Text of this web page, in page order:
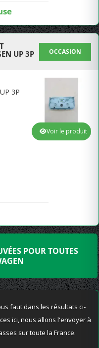
UP 3P
OCCASION
3P
Voir le produit
POUR TOUTES
faut dans les résultats ci-
ici, nous allons l'envoyer à
sur toute la France.